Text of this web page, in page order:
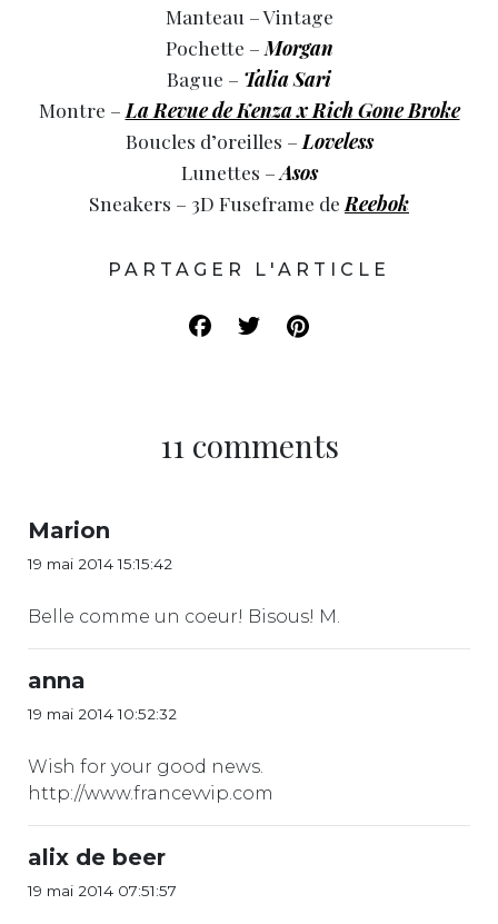
Manteau – Vintage
Pochette – Morgan
Bague – Talia Sari
Montre – La Revue de Kenza x Rich Gone Broke
Boucles d’oreilles – Loveless
Lunettes –Asos
Sneakers – 3D Fuseframe de Reebok
PARTAGER L'ARTICLE
11 comments
Marion
19 mai 2014 15:15:42
Belle comme un coeur! Bisous! M.
anna
19 mai 2014 10:52:32
Wish for your good news.
http://www.francevvip.com
alix de beer
19 mai 2014 07:51:57